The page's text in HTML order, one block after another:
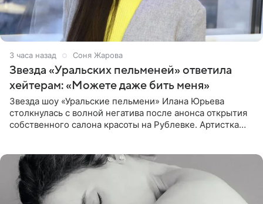
3 часа назад Соня Жарова
Звезда «Уральских пельменей» ответила
хейтерам: «Можете даже бить меня»
Звезда шоу «Уральские пельмени» Илана Юрьева
столкнулась с волной негатива после анонса открытия
собственного салона красоты на Рублевке. Артистка